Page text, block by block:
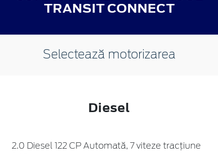
TRANSIT CONNECT
Selectează motorizarea
Diesel
2.0 Diesel 122 CP Automată, 7 viteze tracțiune